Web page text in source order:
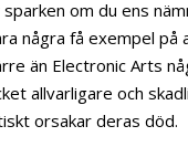
om du ens
några få exempel på
än Electronic Arts
allvarligare och
orsakar deras död.